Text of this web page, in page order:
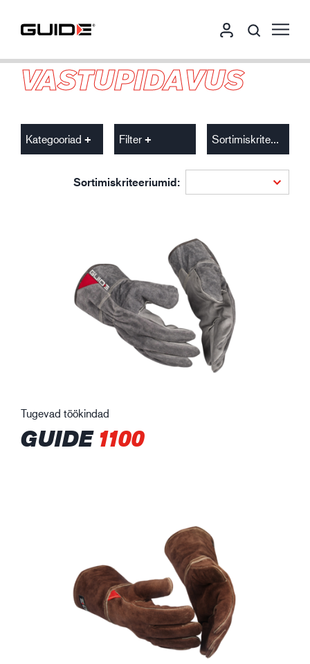
VASTUPIDAVUS
Kategooriad Filter Sortimiskriteeriumid
Sortimiskriteeriumid:
Tugevad töökindad
GUIDE1100